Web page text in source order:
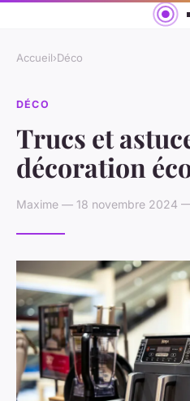
Accueil›Déco
DÉCO
Trucs et
décoration
Maxime — 18 novembre 2024